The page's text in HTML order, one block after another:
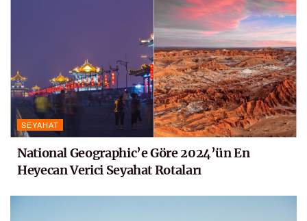
SEYAHAT
National Geographic’e Göre 2024’ün En
Heyecan Verici Seyahat Rotaları